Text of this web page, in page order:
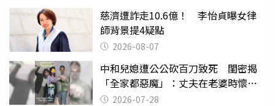
慈濟遭詐走10.6億！ 李怡貞曝女律
師背景提4疑點
2026-08-07
中和兒媳遭公公砍百刀致死 閨密揭
「全家都惡魔」：丈夫在老婆時懷孕
摔東西
2026-07-28